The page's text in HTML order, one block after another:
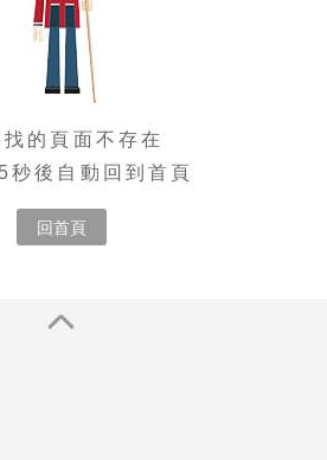
找的頁面不存在
秒後自動回到首頁
回首頁